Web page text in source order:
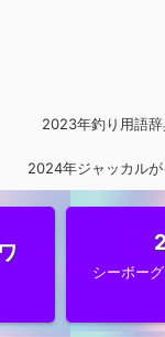
2023年釣り用語辞
2024年ジャッカルが
メタルに参入
シーボー